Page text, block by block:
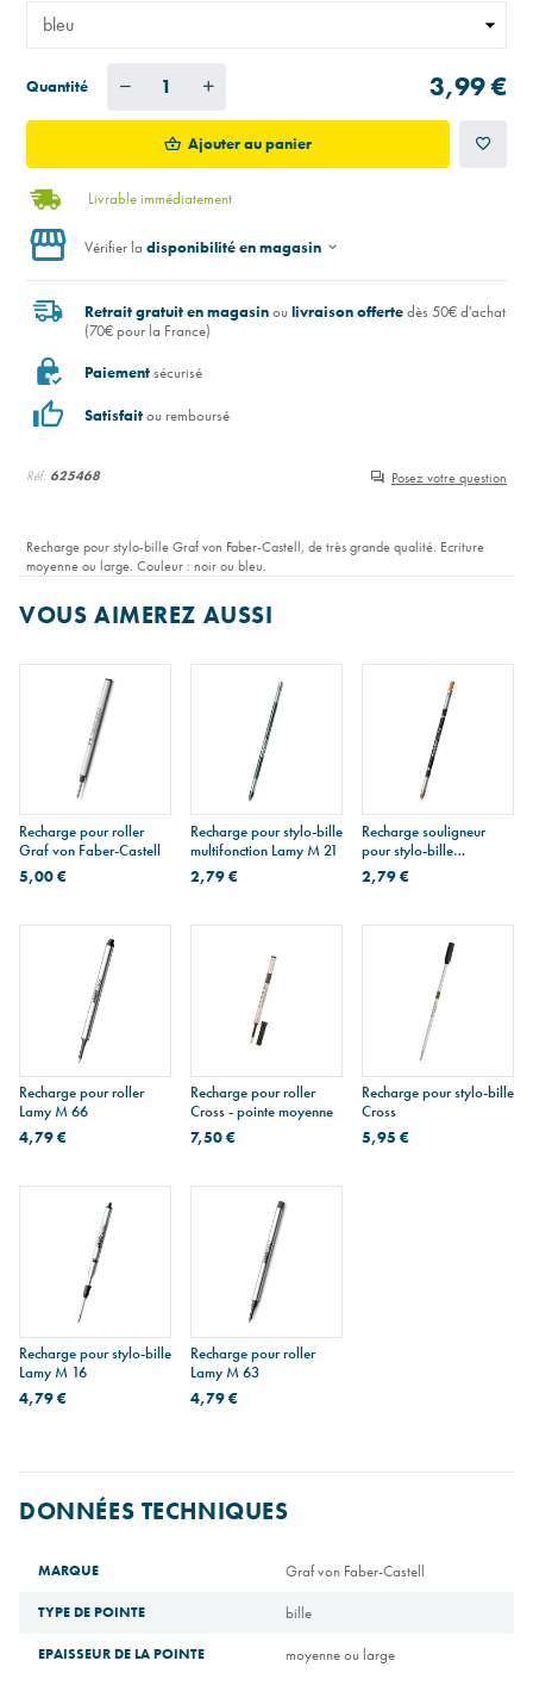
Réf: 625468 Posez votre question
Recharge pour stylo-bille Graf von Faber-Castell, de très grande qualité. Ecriture
moyenne ou large. Couleur : noir ou bleu.
Quantité 3,99 €
Ajouter au panier
Livrable immédiatement
Vérifier la disponibilité en magasin
Retrait gratuit en magasinoulivraison offertedès 50€ d'achat
(70€ pour la France)
Paiementsécurisé
Satisfaitou remboursé
VOUS AIMEREZ AUSSI
Recharge pour roller
Graf von Faber-Castell
5,00 €
Recharge pour stylo-bille
multifonction Lamy M 21
2,79 €
Recharge souligneur
pour stylo-bille
multifonction Lamy M 55
- orange
2,79 €
Recharge pour roller
Lamy M 66
4,79 €
Recharge pour roller
Cross - pointe moyenne
7,50 €
Recharge pour stylo-bille
Cross
5,95 €
Recharge pour stylo-bille
Lamy M 16
4,79 €
Recharge pour roller
Lamy M 63
4,79 €
DONNÉES TECHNIQUES
MARQUE Graf von Faber-Castell
TYPE DE POINTE bille
EPAISSEUR DE LA POINTE moyenne ou large